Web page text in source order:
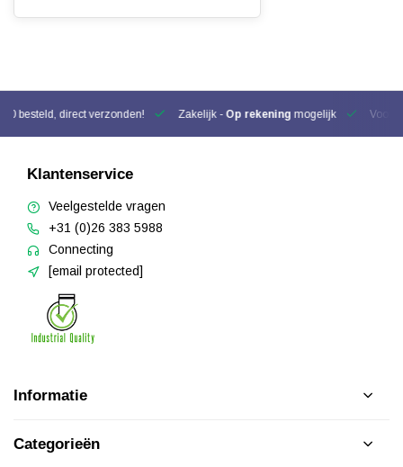
besteld, direct verzonden! Zakelijk - Op rekening mogelijk Voor
Klantenservice
Veelgestelde vragen
+31 (0)26 383 5988
Connecting
[email protected]
Informatie
Categorieën